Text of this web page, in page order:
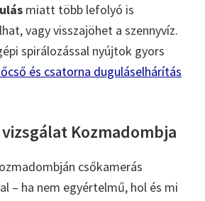
miatt több lefolyó is
vagy visszajöhet a szennyvíz.
spirálozással nyújtok gyors
és csatorna duguláselhárítás
Kozmadombja
csőkamerás
– ha nem egyértelmű, hol és mi